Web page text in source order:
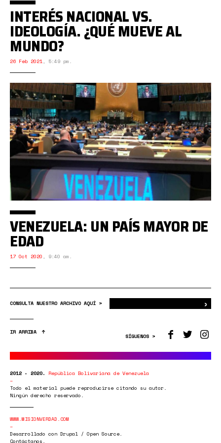
INTERÉS NACIONAL VS.
IDEOLOGÍA. ¿QUÉ MUEVE AL
MUNDO?
26 Feb 2021, 5:49 pm.
VENEZUELA: UN PAÍS MAYOR DE
EDAD
17 Oct 2020 , 9:40 am.
CONSULTA NUESTRO ARCHIVO AQUÍ > ›
IR ARRIBA
SÍGUENOS >
2012 - 2020. República Bolivariana de Venezuela
Todo el material puede reproducirse citando su autor.
Ningún derecho reservado.
WWW.MISIONVERDAD.COM
Desarrollado con Drupal / Open Source.
Contáctanos.